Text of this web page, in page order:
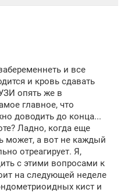
и все
и кровь сдавать
опять же в
главное, что
доводить до конца...
Ладно, когда еще
может, а вот не каждый
отреагирует. Я,
с этими вопросами к
на следующей неделе
кист и